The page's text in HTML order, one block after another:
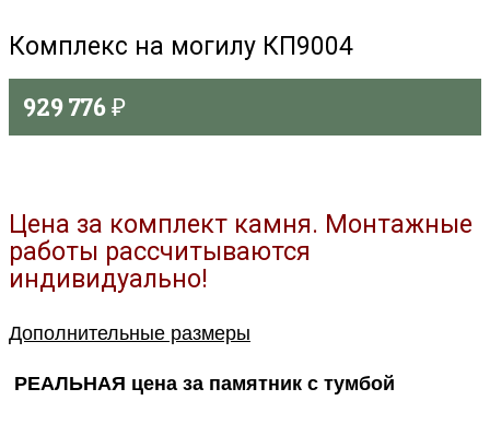
Комплекс на могилу КП9004
929 776₽
Цена за комплект камня. Монтажные
работы рассчитываются
индивидуально!
Дополнительные размеры
РЕАЛЬНАЯ цена за памятник с тумбой